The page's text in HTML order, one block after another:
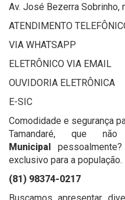
Av. José Bezerra Sobrinho,
ATENDIMENTO
VIA WHATSAPP
ELETRÔNICO VIA EMAIL
OUVIDORIA ELETRÔNICA
E-SIC
Comodidade e segurança
Tamandaré, que
Municipal
exclusivo para a população.
(81) 98374-0217